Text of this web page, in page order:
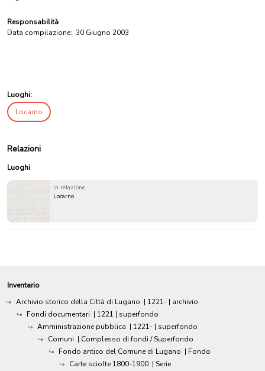
Responsabilità
Data compilazione: 30 Giugno 2003
Luoghi:
Locarno
Relazioni
Luoghi
in relazione
Locarno
Inventario
Archivio storico della Città di Lugano | 1221- | archivio
Fondi documentari | 1221 | superfondo
Amministrazione pubblica | 1221- | superfondo
Comuni | Complesso di fondi / Superfondo
Fondo antico del Comune di Lugano | Fondo
Carte sciolte 1800-1900 | Serie